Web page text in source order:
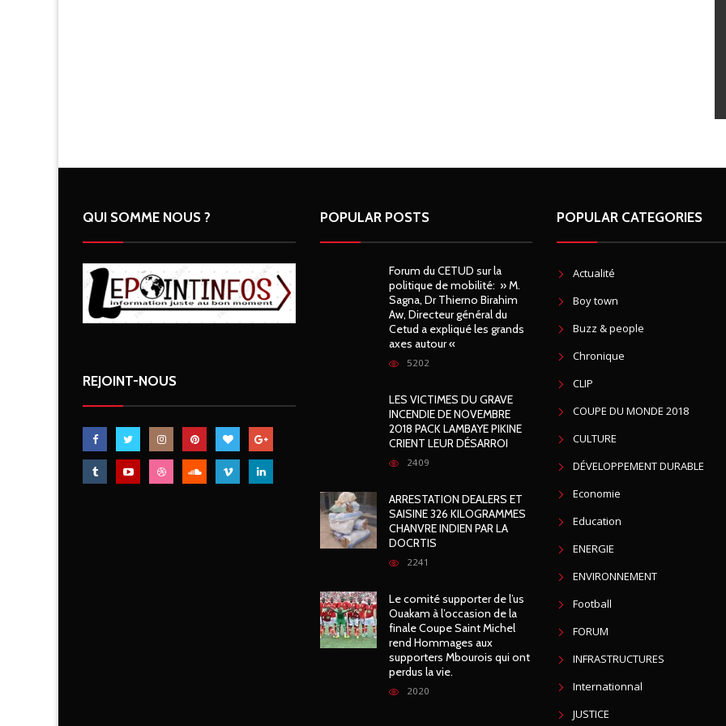
QUI SOMME NOUS ?
REJOINT-NOUS
POPULAR POSTS
Forum du CETUD sur la
politique de mobilité: » M.
Sagna, Dr Thierno Birahim
Aw, Directeur général du
Cetud a expliqué les grands
axes autour «
5202
LES VICTIMES DU GRAVE
INCENDIE DE NOVEMBRE
2018 PACK LAMBAYE PIKINE
CRIENT LEUR DÉSARROI
2409
ARRESTATION DEALERS ET
SAISINE 326 KILOGRAMMES
CHANVRE INDIEN PAR LA
DOCRTIS
2241
Le comité supporter de l’us
Ouakam à l’occasion de la
finale Coupe Saint Michel
rend Hommages aux
supporters Mbourois qui ont
perdus la vie.
2020
POPULAR CATEGORIES
Actualité
Boy town
Buzz & people
Chronique
CLIP
COUPE DU MONDE 2018
CULTURE
DÉVELOPPEMENT DURABLE
Economie
Education
ENERGIE
ENVIRONNEMENT
Football
FORUM
INFRASTRUCTURES
Internationnal
JUSTICE